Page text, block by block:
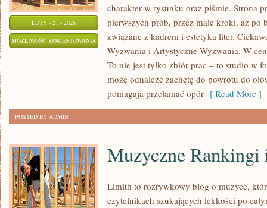
LUTY - 21 - 2026
MOŻLIWOŚĆ KOMENTOWANIA ARTYSTYCZNE
WYZWANIA
charakter w rysunku oraz piśmie. Strona
pierwszych prób, przez małe kroki, aż po
związane z kadrem i estetyką liter.
Wyzwania i Artystyczne Wyzwania. W
To nie jest tylko zbiór prac – to studio w
może odnaleźć zachętę do powrotu do
pomagają przełamać opór [ Read More ]
POSTED BY ADMIN
Muzyczne
Limith to rozrywkowy blog o muzyce,
czytelnikach szukających lekkości po